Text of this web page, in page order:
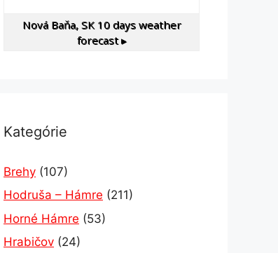
Nová Baňa, SK10 days weather
forecast ▸
Kategórie
Brehy (107)
Hodruša – Hámre (211)
Horné Hámre (53)
Hrabičov (24)